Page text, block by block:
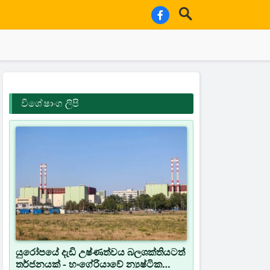
විශේෂාංග ලිපි
යුරෝපයේ දැඩි උෂ්ණත්වය බලශක්තියටත්
තර්ජනයක් - හංගේරියාවේ න්‍යෂ්ටික